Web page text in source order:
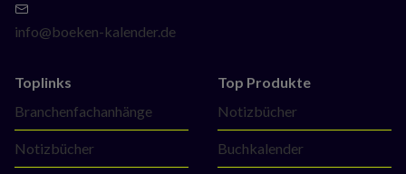
info@boeken-kalender.de
Toplinks
Navigation
Branchenfachanhänge
Notizbücher
Top Produkte
Navigation
Notizbücher
Buchkalender